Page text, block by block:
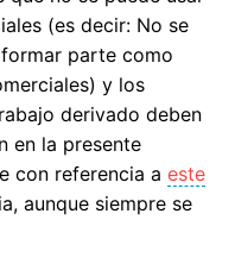
(es decir: No se
parte como
y los
derivado deben
en la presente
con referencia a este
aunque siempre se